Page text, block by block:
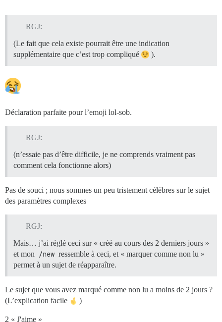
RGJ:
(Le fait que cela existe pourrait être une indication
supplémentaire que c’est trop compliqué
).
Déclaration parfaite pour l’emoji lol-sob.
RGJ:
(n’essaie pas d’être difficile, je ne comprends vraiment pas
comment cela fonctionne alors)
Pas de souci ; nous sommes un peu tristement célèbres sur le sujet
des paramètres complexes
RGJ:
Mais… j’ai réglé ceci sur « créé au cours des 2 derniers jours »
et mon
/new ressemble à ceci, et « marquer comme non lu »
permet à un sujet de réapparaître.
Le sujet que vous avez marqué comme non lu a moins de 2 jours ?
(L’explication facile
)
2 « J'aime »